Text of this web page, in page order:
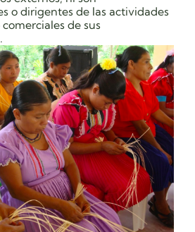
o dirigentes de las actividades
de sus